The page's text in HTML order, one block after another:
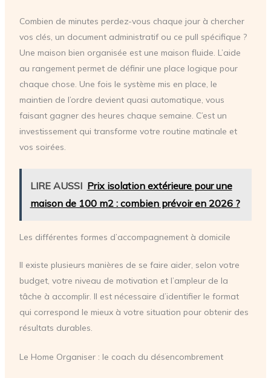
Combien de minutes perdez-vous chaque jour à chercher
vos clés, un document administratif ou ce pull spécifique ?
Une maison bien organisée est une maison fluide. L’aide
au rangement permet de définir une place logique pour
chaque chose. Une fois le système mis en place, le
maintien de l’ordre devient quasi automatique, vous
faisant gagner des heures chaque semaine. C’est un
investissement qui transforme votre routine matinale et
vos soirées.
LIRE AUSSI Prix isolation extérieure pour une
maison de 100 m2 : combien prévoir en 2026 ?
Les différentes formes d’accompagnement à domicile
Il existe plusieurs manières de se faire aider, selon votre
budget, votre niveau de motivation et l’ampleur de la
tâche à accomplir. Il est nécessaire d’identifier le format
qui correspond le mieux à votre situation pour obtenir des
résultats durables.
Le Home Organiser : le coach du désencombrement